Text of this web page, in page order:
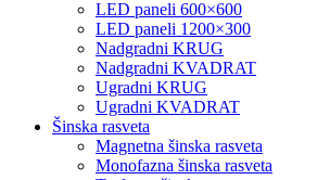
LED paneli 600×600
LED paneli 1200×300
Nadgradni KRUG
Nadgradni KVADRAT
Ugradni KRUG
Ugradni KVADRAT
Šinska rasveta
Magnetna šinska rasveta
Monofazna šinska rasveta